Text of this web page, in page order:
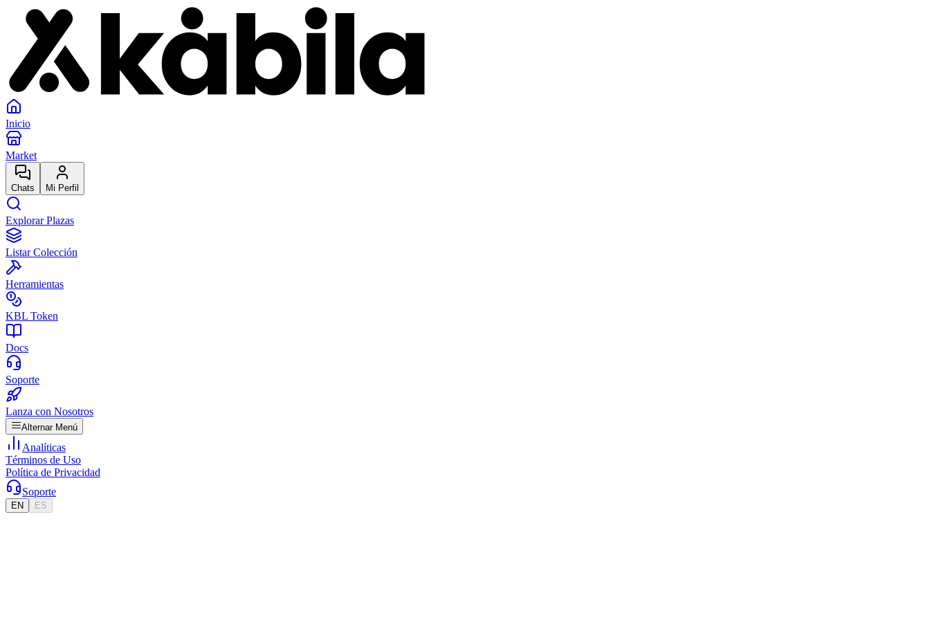
Inicio
Market
Chats Mi Perfil
Explorar Plazas
Listar Colección
Herramientas
KBL Token
Docs
Soporte
Lanza con Nosotros
Alternar Menú
Analíticas
Términos de Uso
Política de Privacidad
Soporte
EN ES